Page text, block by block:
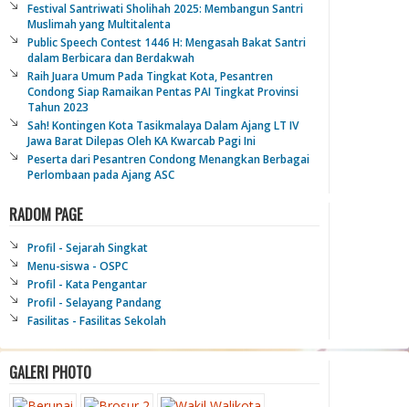
Festival Santriwati Sholihah 2025: Membangun Santri
Muslimah yang Multitalenta
Public Speech Contest 1446 H: Mengasah Bakat Santri
dalam Berbicara dan Berdakwah
Raih Juara Umum Pada Tingkat Kota, Pesantren
Condong Siap Ramaikan Pentas PAI Tingkat Provinsi
Tahun 2023
Sah! Kontingen Kota Tasikmalaya Dalam Ajang LT IV
Jawa Barat Dilepas Oleh KA Kwarcab Pagi Ini
Peserta dari Pesantren Condong Menangkan Berbagai
Perlombaan pada Ajang ASC
RADOM PAGE
Profil - Sejarah Singkat
Menu-siswa - OSPC
Profil - Kata Pengantar
Profil - Selayang Pandang
Fasilitas - Fasilitas Sekolah
GALERI PHOTO